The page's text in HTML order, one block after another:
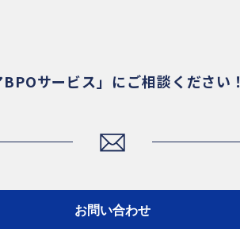
BPOサービス」にご相談ください！
お問い合わせ